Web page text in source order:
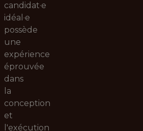
candidat·e
idéal·e
possède
une
expérience
éprouvée
dans
la
conception
et
l'exécution